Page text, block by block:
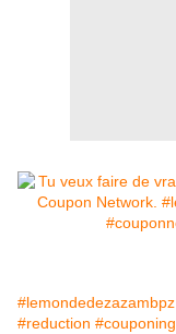
#lemondedezazambpz
#reduction #couponing